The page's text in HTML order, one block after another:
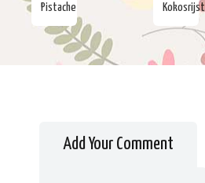
Pistache
Kokosrijst
Add Your Comment